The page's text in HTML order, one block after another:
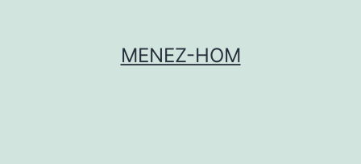
MENEZ-HOM